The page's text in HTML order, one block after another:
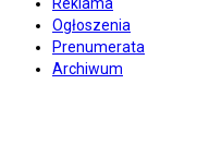
Ogłoszenia
Prenumerata
Archiwum